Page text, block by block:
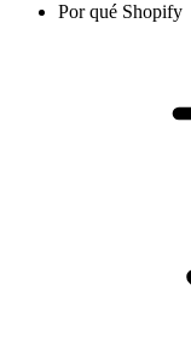
Por qué Shopify